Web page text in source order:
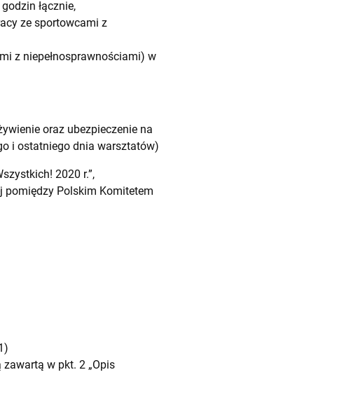
łącznie,
ze sportowcami z
z niepełnosprawnościami) w
oraz ubezpieczenie na
i ostatniego dnia warsztatów)
2020 r.”,
Polskim Komitetem
w pkt. 2 „Opis